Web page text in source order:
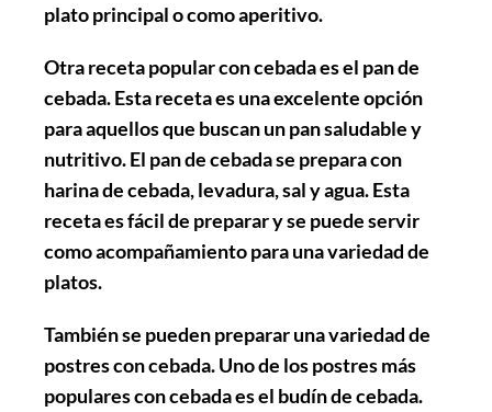
plato principal o como aperitivo.
Otra receta popular con cebada es el pan de
cebada. Esta receta es una excelente opción
para aquellos que buscan un pan saludable y
nutritivo. El pan de cebada se prepara con
harina de cebada, levadura, sal y agua. Esta
receta es fácil de preparar y se puede servir
como acompañamiento para una variedad de
platos.
También se pueden preparar una variedad de
postres con cebada. Uno de los postres más
populares con cebada es el budín de cebada.